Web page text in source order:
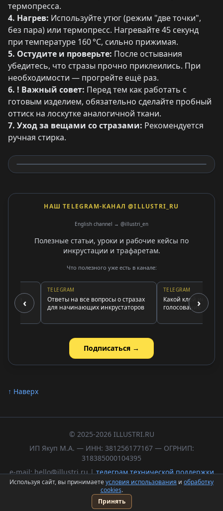
термопресса.
4. Нагрев: Используйте утюг (режим "две точки",
без пара) или термопресс. Нагревайте 45 секунд
при температуре 160 °C, сильно прижимая.
5. Остудите и проверьте: После остывания
убедитесь, что стразы прочно приклеились. При
необходимости — прогрейте ещё раз.
6. ! Важный совет: Перед тем как работать с
готовым изделием, обязательно сделайте пробный
оттиск на лоскутке аналогичной ткани.
7. Уход за вещами со стразами: Рекомендуется
ручная стирка.
НАШ TELEGRAM-КАНАЛ @ILLUSTRI_RU
English channel → @illustri_en
Полезные статьи, уроки и рабочие кейсы по
инкрустации и трафаретам.
Что полезного уже есть в канале:
‹
TELEGRAM
Ответы на все вопросы о стразах
для начинающих инкрустаторов
TELEGRAM
Какой клей
голосование и выводы
›
Подписаться →
↑ Наверх
© 2025-2026 ILLUSTRI.RU
ИП Якуп М.А. — ИНН: 381256177167 — ОГРНИП:
318385000104395
e-mail: hello@illustri.ru |телеграм технической поддержки
Политика обработки персональных данных
Пользовательское соглашение
Используя сайт, вы принимаетеусловия использования и обработку
cookies.
Принять